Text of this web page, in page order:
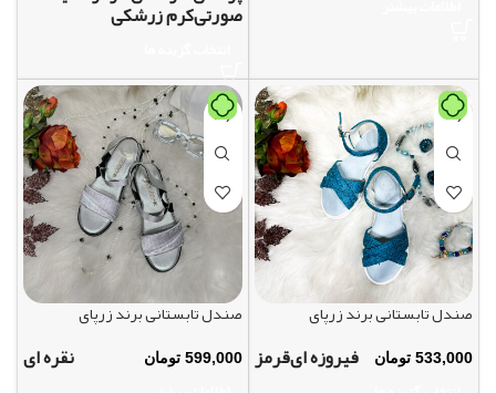
صورتیکرم زرشکی
صندل تابستانی برند زرپای
533,000 تومان فیروزه ایقرمز
صندل تابستانی برند زرپای
599,000 تومان نقره ای